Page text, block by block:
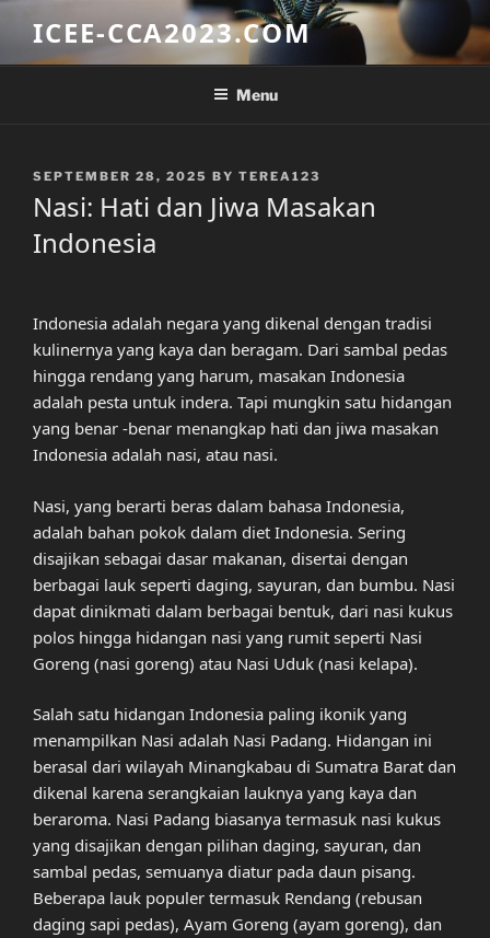
content
ICEE-CCA2023.COM
Menu
POSTED
SEPTEMBER 28, 2025 BY TEREA123
Nasi: Hati dan Jiwa Masakan
Indonesia
Indonesia adalah negara yang dikenal dengan tradisi
kulinernya yang kaya dan beragam. Dari sambal pedas
hingga rendang yang harum, masakan Indonesia
adalah pesta untuk indera. Tapi mungkin satu hidangan
yang benar -benar menangkap hati dan jiwa masakan
Indonesia adalah nasi, atau nasi.
Nasi, yang berarti beras dalam bahasa Indonesia,
adalah bahan pokok dalam diet Indonesia. Sering
disajikan sebagai dasar makanan, disertai dengan
berbagai lauk seperti daging, sayuran, dan bumbu. Nasi
dapat dinikmati dalam berbagai bentuk, dari nasi kukus
polos hingga hidangan nasi yang rumit seperti Nasi
Goreng (nasi goreng) atau Nasi Uduk (nasi kelapa).
Salah satu hidangan Indonesia paling ikonik yang
menampilkan Nasi adalah Nasi Padang. Hidangan ini
berasal dari wilayah Minangkabau di Sumatra Barat dan
dikenal karena serangkaian lauknya yang kaya dan
beraroma. Nasi Padang biasanya termasuk nasi kukus
yang disajikan dengan pilihan daging, sayuran, dan
sambal pedas, semuanya diatur pada daun pisang.
Beberapa lauk populer termasuk Rendang (rebusan
daging sapi pedas), Ayam Goreng (ayam goreng), dan